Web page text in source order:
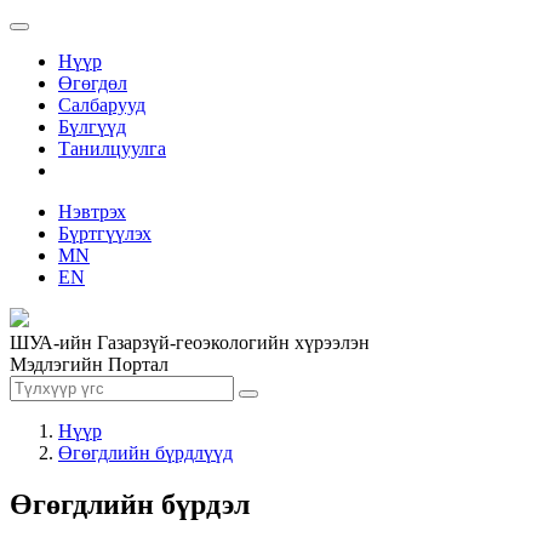
Нүүр
Өгөгдөл
Салбарууд
Бүлгүүд
Танилцуулга
Нэвтрэх
Бүртгүүлэх
MN
EN
ШУА-ийн Газарзүй-геоэкологийн хүрээлэн
Мэдлэгийн Портал
Нүүр
Өгөгдлийн бүрдлүүд
Өгөгдлийн бүрдэл